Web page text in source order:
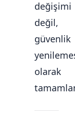
değişimi
değil,
güvenlik
olarak